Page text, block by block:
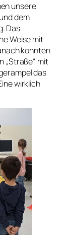
unsere
dem
Das
Weise mit
konnten
„Straße“ mit
das
wirklich